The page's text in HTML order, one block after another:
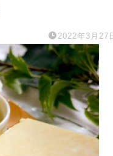
2022年3月27